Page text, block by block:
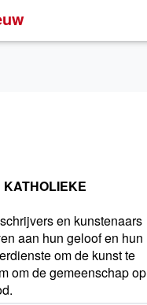
KATHOLIEKE
en kunstenaars
aan hun geloof en hun
om de kunst te
om de gemeenschap op